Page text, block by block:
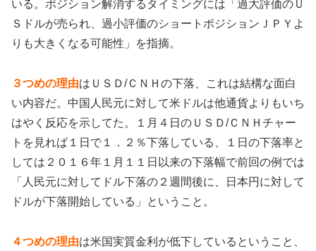
いる。ポジション解消するタイミングには「過大評価のＵ
Ｓドルが売られ、過小評価のショートポジションＪＰＹよ
りも大きくなる可能性」を指摘。
３つめの理由はＵＳＤ/ＣＮＨの下落、これは結構な面白
い内容だ。中国人民元に対して米ドルは他通貨よりもいち
はやく反応を示してた。１月４日のＵＳＤ/ＣＮＨチャー
トを見れば１日で１．２％下落している、１日の下落率と
しては２０１６年１月１１日以来の下落幅で前回の例では
「人民元に対してドル下落の２週間後に、日本円に対して
ドルが下落開始している」ということ。
４つめの理由は米国実質金利が低下しているということ、